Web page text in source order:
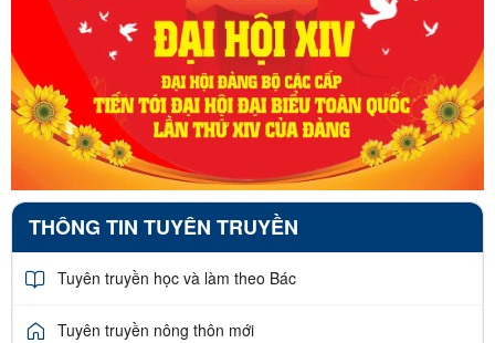
THÔNG TIN TUYÊN TRUYỀN
Tuyên truyền học và làm theo Bác
Tuyên truyền nông thôn mới